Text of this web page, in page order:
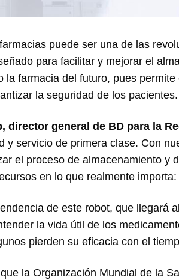
puede ser una de las
para facilitar y mejorar el
la farmacia del futuro, pues
la seguridad de los pacientes.
director general de BD para la
y servicio de primera clase. Con
el proceso de almacenamiento y
en lo que realmente
de este robot, que llegará
la vida útil de los
pierden su eficacia con el
la Organización Mundial de la